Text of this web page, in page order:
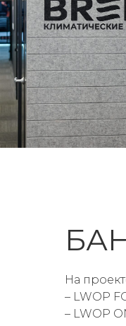
На
– LWOP
– LWOP